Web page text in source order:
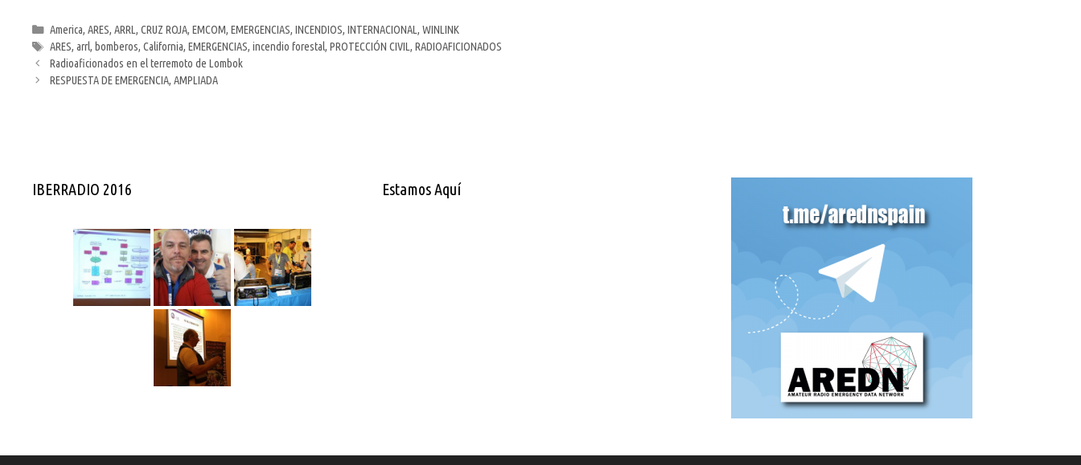
Categorías
America, ARES, ARRL, CRUZ ROJA, EMCOM, EMERGENCIAS, INCENDIOS, INTERNACIONAL, WINLINK
Etiquetas
ARES, arrl, bomberos, California, EMERGENCIAS, incendio forestal, PROTECCIÓN CIVIL, RADIOAFICIONADOS
Radioaficionados en el terremoto de Lombok
RESPUESTA DE EMERGENCIA, AMPLIADA
IBERRADIO 2016 Estamos Aquí